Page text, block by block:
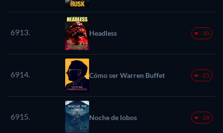
6913. Headless -30
6914. Cómo ser Warren Buffet -25
6915. Noche de lobos -28